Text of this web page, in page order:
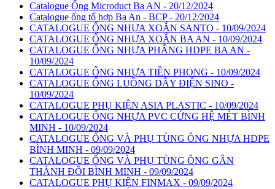
Catalogue Ống Microduct Ba AN - 20/12/2024
Catalogue ống tổ hợp Ba An - BCP - 20/12/2024
CATALOGUE ỐNG NHỰA XOẮN SANTO - 10/09/2024
CATALOGUE ỐNG NHỰA XOẮN BA AN - 10/09/2024
CATALOGUE ỐNG NHỰA PHẲNG HDPE BA AN -
10/09/2024
CATALOGUE ỐNG NHỰA TIỀN PHONG - 10/09/2024
CATALOGUE ỐNG LUỒNG DÂY ĐIỆN SINO -
10/09/2024
CATALOGUE PHỤ KIỆN ASIA PLASTIC - 10/09/2024
CATALOGUE ỐNG NHỰA PVC CỨNG HỆ MÉT BÌNH
MINH - 10/09/2024
CATALOGUE ỐNG VÀ PHỤ TÙNG ÔNG NHỰA HDPE
BÌNH MINH - 09/09/2024
CATALOGUE ỐNG VÀ PHỤ TÙNG ÔNG GÂN
THÀNH ĐÔI BÌNH MINH - 09/09/2024
CATALOGUE PHỤ KIỆN FINMAX - 09/09/2024